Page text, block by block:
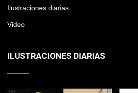
Ilustraciones diarias
Video
ILUSTRACIONES DIARIAS